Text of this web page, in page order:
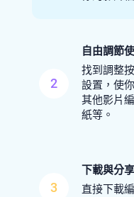
2
自由調節
找到調整
設置，使
其他影片
紙等。
3
下載與分享
直接下載